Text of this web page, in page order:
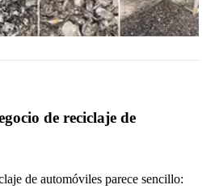
de reciclaje de
de automóviles parece sencillo: